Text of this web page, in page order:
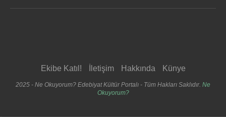
Ekibe Katıl! İletişim Hakkında Künye
2025 - Ne Okuyorum? Edebiyat Kültür Portalı - Tüm Hakları Saklıdır. Ne
Okuyorum?